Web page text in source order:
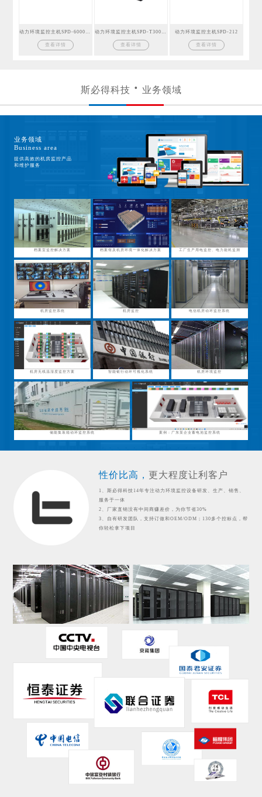
查看详情 查看详情
动力环境监控主机SPD-212
查看详情
斯必得科技 业务领域
业务领域
Business area
提供高效的机房监控产品
和维护服务
档案室监控解决方案 档案馆及机房环境一体化解决方案 工厂生产用电监控、电力能耗监测
机房监控系统 机房监控 电信机房动环监控系统
机房无线温湿度监控方案 智能银行动环可视化系统 机房环境监控
储能集装箱动环监控系统 案例：广东某企业蓄电池监控系统
性价比高， 更大程度让利客户
1、斯必得科技14年专注动力环境监控设备研发、生产、销售、
服务于一体
2、厂家直销没有中间商赚差价，为你节省30%
3、自有研发团队，支持订做和OEM/ODM；130多个控标点，帮
你轻松拿下项目